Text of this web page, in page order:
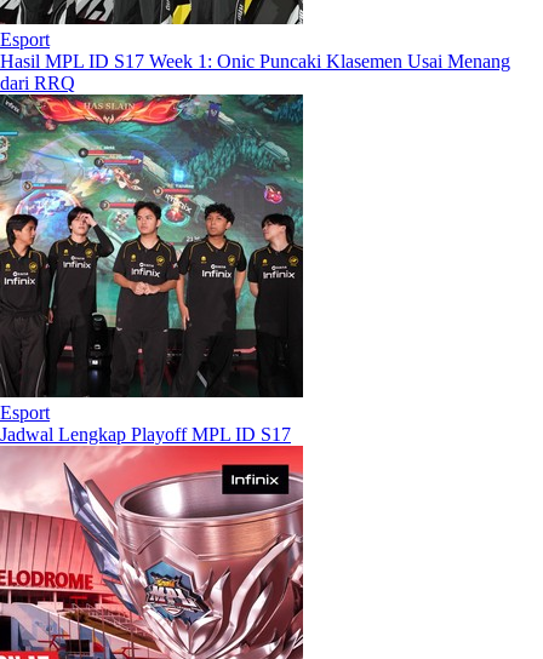
Esport
Hasil MPL ID S17 Week 1: Onic Puncaki Klasemen Usai Menang
dari RRQ
Esport
Jadwal Lengkap Playoff MPL ID S17